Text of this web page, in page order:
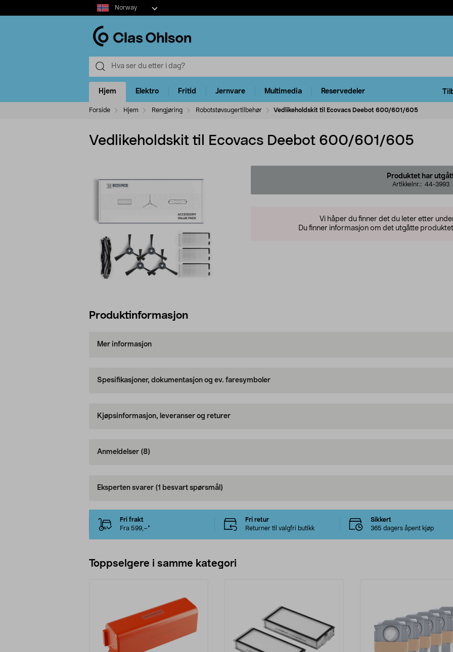
Select
market
Norway
Hjem Elektro Fritid Jernvare Multimedia Reservedeler
Forside Hjem Rengjøring Robotstøvsugertilbehør Vedlikeholdskit til Ecovacs Deebot 600/601/605
Vedlikeholdskit til Ecovacs Deebot 600/601/605
Produktet har
Artikkelnr.: 44-3993
Vi håper du finner det du leter etter
Du finner informasjon om det utgåtte
Produktinformasjon
Mer informasjon
Spesifikasjoner, dokumentasjon og ev. faresymboler
Kjøpsinformasjon, leveranser og returer
Anmeldelser (8)
Eksperten svarer (1 besvart spørsmål)
Fri frakt
Fra 599,–*
Fri retur
Returner til valgfri butikk
Sikkert
365 dagers åpent kjøp
Toppselgere i samme kategori